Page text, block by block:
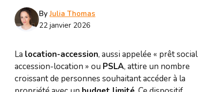
ByJulia Thomas
22 janvier 2026
La location-accession, aussi appelée « prêt social
accession-location » ou PSLA, attire un nombre
croissant de personnes souhaitant accéder à la